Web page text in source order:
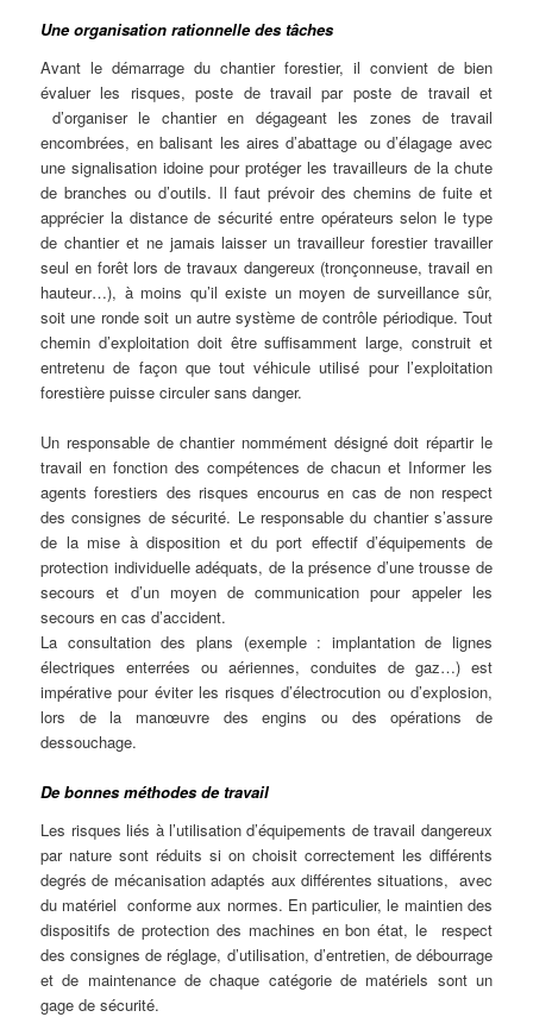
Une organisation rationnelle des tâches
Avant le démarrage du chantier forestier, il convient de bien
évaluer les risques, poste de travail par poste de travail et
d’organiser le chantier en dégageant les zones de travail
encombrées, en balisant les aires d’abattage ou d’élagage avec
une signalisation idoine pour protéger les travailleurs de la chute
de branches ou d’outils. Il faut prévoir des chemins de fuite et
apprécier la distance de sécurité entre opérateurs selon le type
de chantier et ne jamais laisser un travailleur forestier travailler
seul en forêt lors de travaux dangereux (tronçonneuse, travail en
hauteur…), à moins qu’il existe un moyen de surveillance sûr,
soit une ronde soit un autre système de contrôle périodique. Tout
chemin d’exploitation doit être suffisamment large, construit et
entretenu de façon que tout véhicule utilisé pour l’exploitation
forestière puisse circuler sans danger.
Un responsable de chantier nommément désigné doit répartir le
travail en fonction des compétences de chacun et Informer les
agents forestiers des risques encourus en cas de non respect
des consignes de sécurité. Le responsable du chantier s’assure
de la mise à disposition et du port effectif d’équipements de
protection individuelle adéquats, de la présence d’une trousse de
secours et d’un moyen de communication pour appeler les
secours en cas d’accident.
La consultation des plans (exemple : implantation de lignes
électriques enterrées ou aériennes, conduites de gaz…) est
impérative pour éviter les risques d’électrocution ou d’explosion,
lors de la manœuvre des engins ou des opérations de
dessouchage.
De bonnes méthodes de travail
Les risques liés à l’utilisation d’équipements de travail dangereux
par nature sont réduits si on choisit correctement les différents
degrés de mécanisation adaptés aux différentes situations, avec
du matériel conforme aux normes. En particulier, le maintien des
dispositifs de protection des machines en bon état, le respect
des consignes de réglage, d’utilisation, d’entretien, de débourrage
et de maintenance de chaque catégorie de matériels sont un
gage de sécurité.